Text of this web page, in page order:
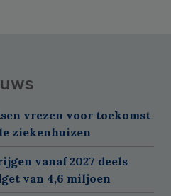
vrezen voor toekomst
ziekenhuizen
vanaf 2027 deels
van 4,6 miljoen